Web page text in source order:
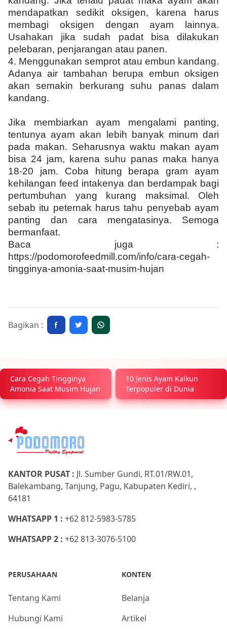
mendapatkan sedikit oksigen, karena harus
membagi oksigen dengan ayam lainnya.
Usahakan jika sudah padat bisa dilakukan
pelebaran, penjarangan atau panen.
4. Menggunakan semprot atau embun kandang.
Adanya air tambahan berupa embun oksigen
akan semakin berkurang suhu panas dalam
kandang.
Jika membiarkan ayam mengalami panting,
tentunya ayam akan lebih banyak minum dari
pada makan. Seharusnya waktu makan ayam
bisa 24 jam, karena suhu panas maka hanya
18-20 jam. Coba hitung berapa gram ayam
kehilangan feed intakenya dan berdampak bagi
pertumbuhan yang kurang maksimal. Oleh
sebab itu peternak harus tahu penyebab ayam
panting dan cara mengatasinya. Semoga
bermanfaat.
Baca juga :
https://podomorofeedmill.com/info/cara-cegah-
tingginya-amonia-saat-musim-hujan
Bagikan :
Cara Cegah Tingginya
Amonia Saat Musim Hujan
10 Jenis Ayam Kalkun
Terpopuler di Dunia
KANTOR PUSAT : Jl. Sumber Gundi, RT.01/RW.01,
Balekambang, Tanjung, Pagu, Kabupaten Kediri, ,
64181
WHATSAPP 1 : +62 812-5983-5785
WHATSAPP 2 : +62 813-3076-5100
PERUSAHAAN
Tentang Kami
Hubungi Kami
KONTEN
Belanja
Artikel